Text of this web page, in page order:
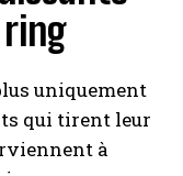
ring
uniquement
qui tirent leur
à